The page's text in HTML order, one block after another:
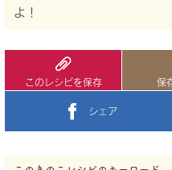
よ！
このレシピを保存 保
シェア